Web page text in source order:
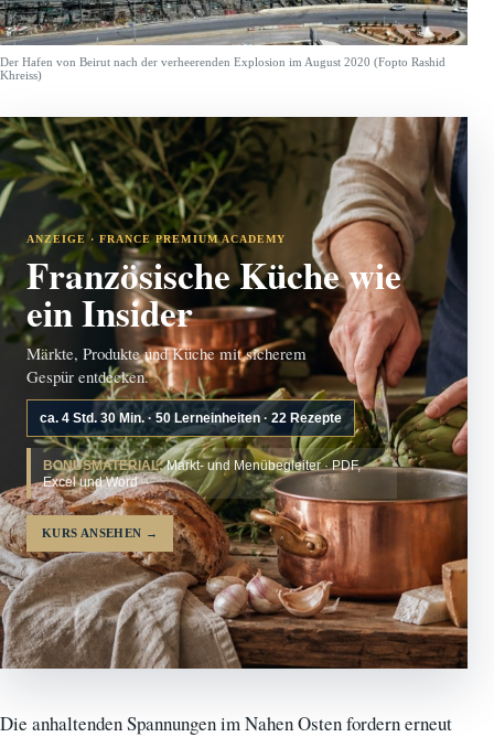
Der Hafen von Beirut nach der verheerenden Explosion im August 2020 (Fopto Rashid
Khreiss)
ANZEIGE · FRANCE PREMIUM ACADEMY
Französische Küche wie
ein Insider
Märkte, Produkte und Küche mit sicherem
Gespür entdecken.
ca. 4 Std. 30 Min. · 50 Lerneinheiten · 22 Rezepte
BONUSMATERIAL:Markt- und Menübegleiter · PDF,
Excel und Word
KURS ANSEHEN →
Die anhaltenden Spannungen im Nahen Osten fordern erneut